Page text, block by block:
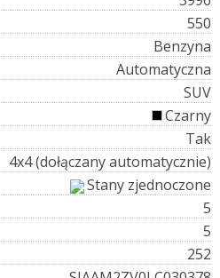
550
Benzyna
Automatyczna
SUV
Czarny
Tak
4x4 (dołączany automatycznie)
Stany zjednoczone
5
5
252